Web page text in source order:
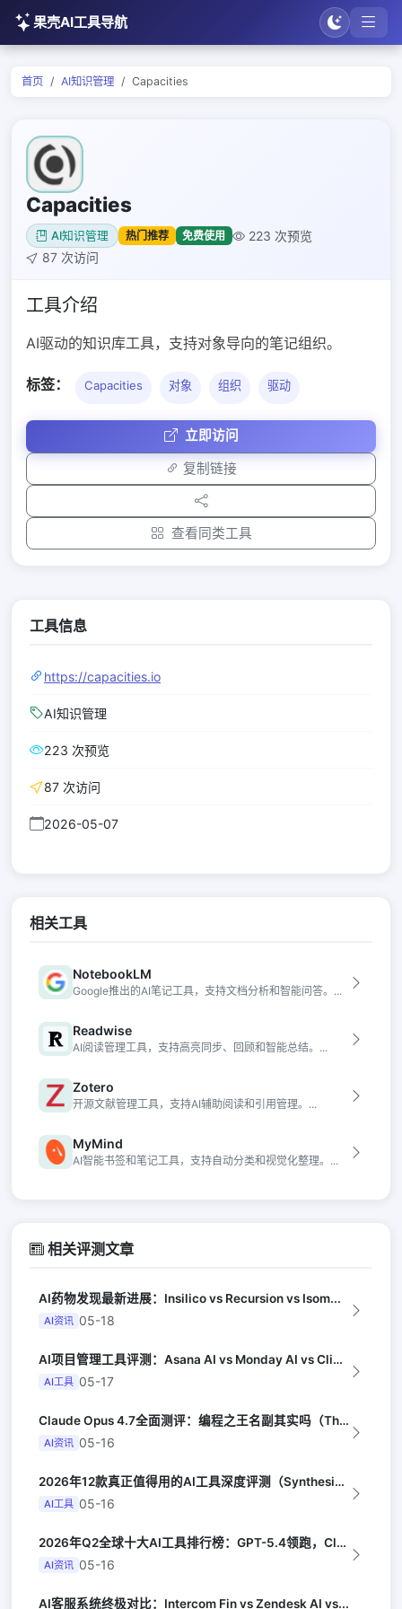
果壳AI工具导航
首页 AI知识管理 Capacities
Capacities
AI知识管理 热门推荐 免费使用
223 次预览
87 次访问
工具介绍
AI驱动的知识库工具，支持对象导向的笔记组织。
标签： Capacities 对象 组织 驱动
立即访问
复制链接
查看同类工具
工具信息
https://capacities.io
AI知识管理
223 次预览
87 次访问
2026-05-07
相关工具
NotebookLM
Google推出的AI笔记工具，支持文档分析和智能问答。...
Readwise
AI阅读管理工具，支持高亮同步、回顾和智能总结。...
Zotero
开源文献管理工具，支持AI辅助阅读和引用管理。...
MyMind
AI智能书签和笔记工具，支持自动分类和视觉化整理。...
相关评测文章
AI药物发现最新进展：Insilico vs Recursion vs Isom...
AI资讯 05-18
AI项目管理工具评测：Asana AI vs Monday AI vs Clic...
AI工具 05-17
Claude Opus 4.7全面测评：编程之王名副其实吗（The Verge）
AI资讯 05-16
2026年12款真正值得用的AI工具深度评测（Synthesia评选）
AI工具 05-16
2026年Q2全球十大AI工具排行榜：GPT-5.4领跑，Claude Opus...
AI资讯 05-16
AI客服系统终极对比：Intercom Fin vs Zendesk AI vs...